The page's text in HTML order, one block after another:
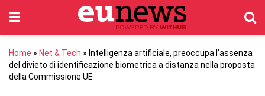
Home » Net & Tech » Intelligenza artificiale, preoccupa l’assenza
del divieto di identificazione biometrica a distanza nella proposta
della Commissione UE